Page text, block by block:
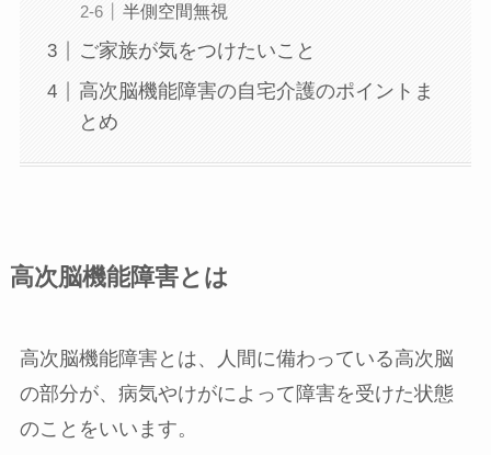
半側空間無視
ご家族が気をつけたいこと
高次脳機能障害の自宅介護のポイントま
とめ
高次脳機能障害とは
高次脳機能障害とは、人間に備わっている高次脳
の部分が、病気やけがによって障害を受けた状態
のことをいいます。